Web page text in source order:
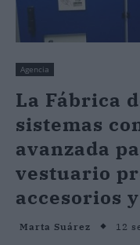
Agencia
La Fábrica
sistemas
avanzada
vestuario
accesorios
Marta Suárez 12